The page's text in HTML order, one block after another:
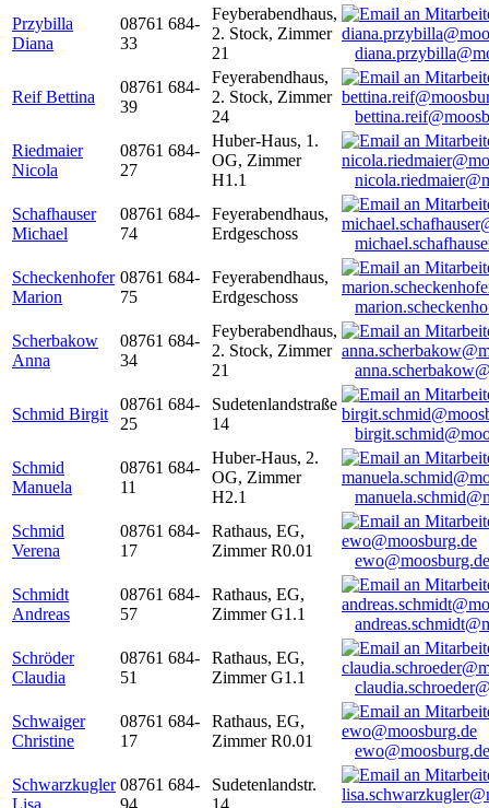
Przybilla
Diana
08761 684-
33
Feyberabendhaus,
2. Stock, Zimmer
21
Reif Bettina
08761 684-
39
Feyerabendhaus,
2. Stock, Zimmer
24
Riedmaier
Nicola
08761 684-
27
Huber-Haus, 1.
OG, Zimmer
H1.1
Schafhauser
Michael
08761 684-
74
Feyerabendhaus,
Erdgeschoss
Scheckenhofer
Marion
08761 684-
75
Feyerabendhaus,
Erdgeschoss
Scherbakow
Anna
08761 684-
34
Feyberabendhaus,
2. Stock, Zimmer
21
Schmid Birgit
08761 684-
25
Sudetenlandstraße
14
Schmid
Manuela
08761 684-
11
Huber-Haus, 2.
OG, Zimmer
H2.1
Schmid
Verena
08761 684-
17
Rathaus, EG,
Zimmer R0.01
ewo@moosburg.de
Schmidt
Andreas
08761 684-
57
Rathaus, EG,
Zimmer G1.1
Schröder
Claudia
08761 684-
51
Rathaus, EG,
Zimmer G1.1
Schwaiger
Christine
08761 684-
17
Rathaus, EG,
Zimmer R0.01
ewo@moosburg.de
Schwarzkugler
Lisa
08761 684-
94
Sudetenlandstr.
14